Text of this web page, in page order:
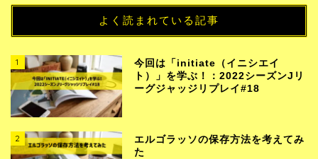
よく読まれている記事
1
今回は「initiate（イニシエイ
ト）」を学ぶ！：2022シーズンJリ
ーグジャッジリプレイ#18
2
エルゴラッソの保存方法を考えてみ
た